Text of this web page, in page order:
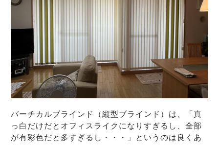
バーチカルブラインド（縦型ブラインド）は、「真
っ白だけだとオフィスライクになりすぎるし、全部
が有彩色だと多すぎるし・・・」というのは良くあ